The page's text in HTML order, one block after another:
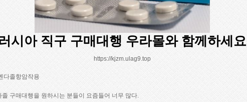
시아 직구 구매대행 우라몰와 함께하세요
https://kjzm.ulag9.top
다졸항암작용
구매대행을 원하시는 분들이 요즘들어 너무 많다.